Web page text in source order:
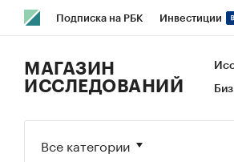
Подписка на РБК Инвестиции
Исследования Кредитные
МАГАЗИН
ИССЛЕДОВАНИЙ
Все категории